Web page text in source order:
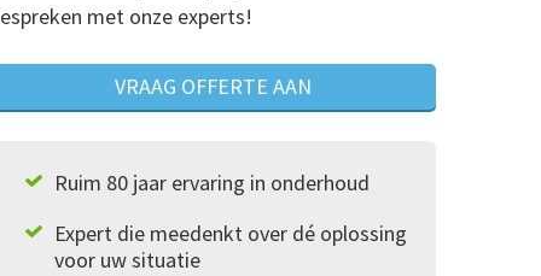
met onze experts!
VRAAG OFFERTE AAN
Ruim 80 jaar ervaring in onderhoud
Expert die meedenkt over dé oplossing
voor uw situatie